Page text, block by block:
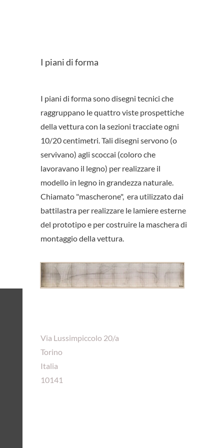
Via Lussimpiccolo 20/a
Torino
Italia
10141
I piani di forma
I piani di forma sono disegni tecnici che
raggruppano le quattro viste prospettiche
della vettura con la sezioni tracciate ogni
10/20 centimetri. Tali disegni servono (o
servivano) agli scoccai (coloro che
lavoravano il legno) per realizzare il
modello in legno in grandezza naturale.
Chiamato "mascherone", era utilizzato dai
battilastra per realizzare le lamiere esterne
del prototipo e per costruire la maschera di
montaggio della vettura.